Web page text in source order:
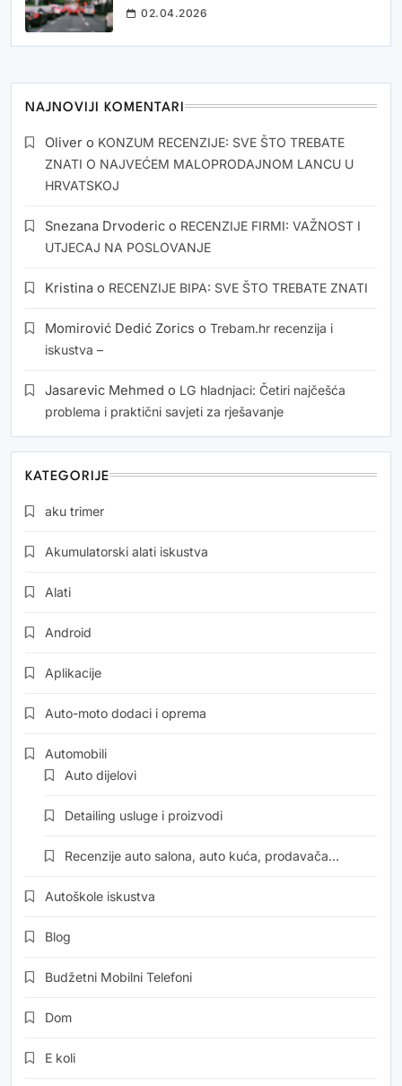
02.04.2026
NAJNOVIJI KOMENTARI
Oliver o KONZUM RECENZIJE: SVE ŠTO TREBATE
ZNATI O NAJVEĆEM MALOPRODAJNOM LANCU U
HRVATSKOJ
Snezana Drvoderic o RECENZIJE FIRMI: VAŽNOST I
UTJECAJ NA POSLOVANJE
Kristina o RECENZIJE BIPA: SVE ŠTO TREBATE ZNATI
Momirović Dedić Zorics o Trebam.hr recenzija i
iskustva –
Jasarevic Mehmed o LG hladnjaci: Četiri najčešća
problema i praktični savjeti za rješavanje
KATEGORIJE
aku trimer
Akumulatorski alati iskustva
Alati
Android
Aplikacije
Auto-moto dodaci i oprema
Automobili
Auto dijelovi
Detailing usluge i proizvodi
Recenzije auto salona, auto kuća, prodavača…
Autoškole iskustva
Blog
Budžetni Mobilni Telefoni
Dom
E koli